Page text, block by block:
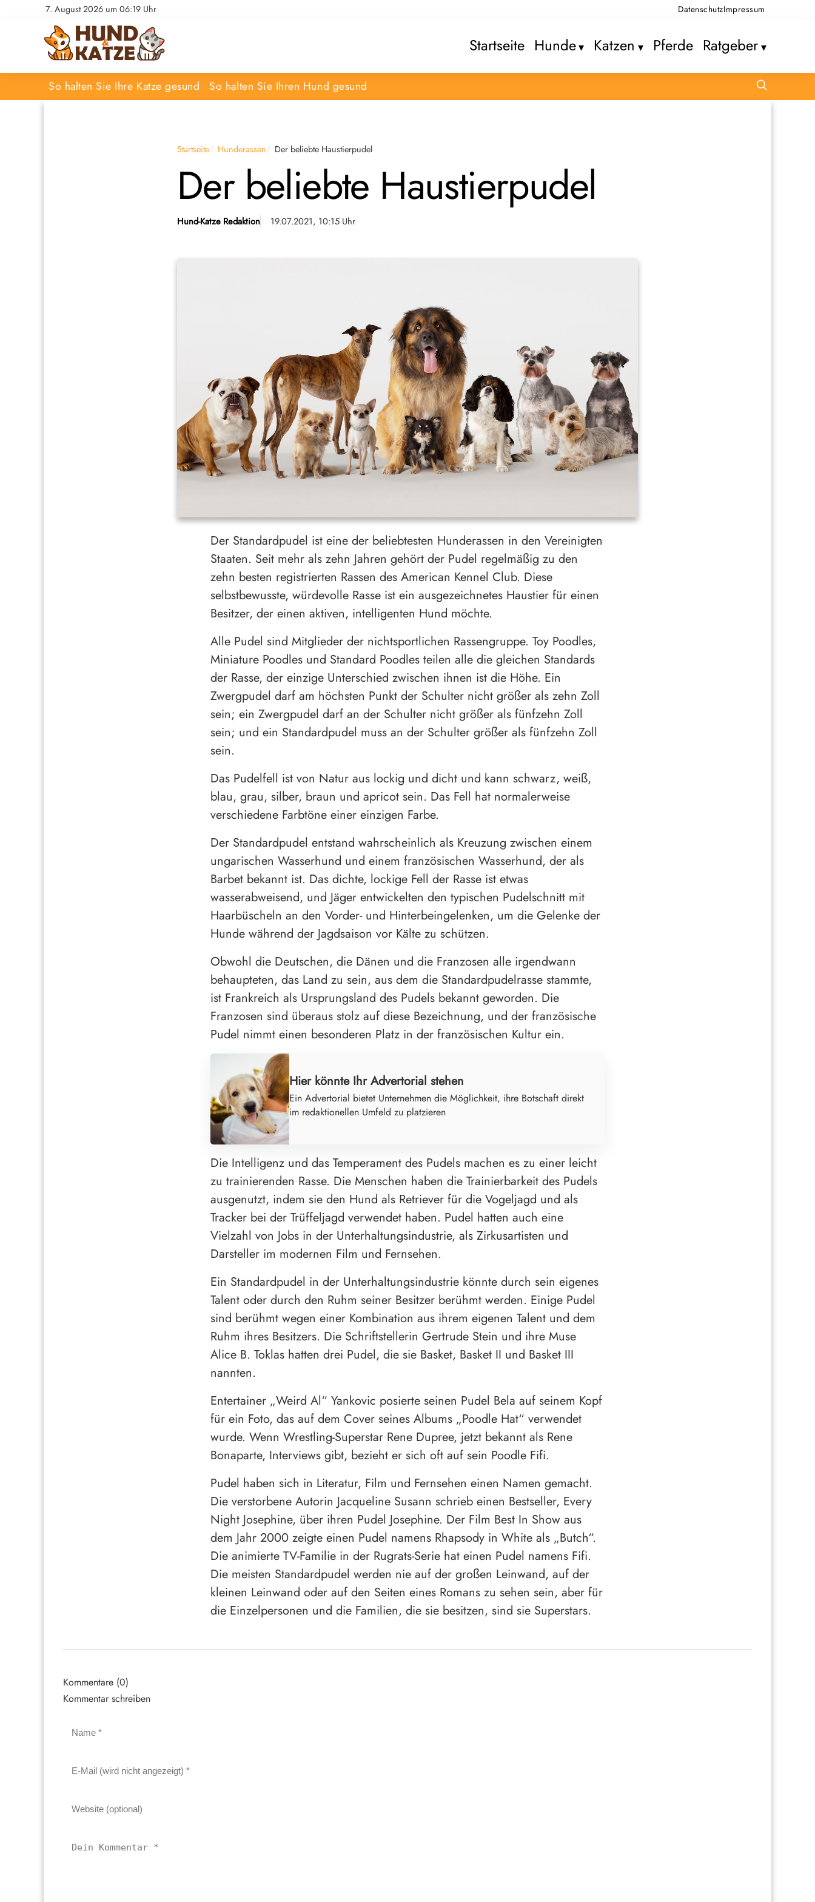
7. August 2026 um 06:19 Uhr DatenschutzImpressum
Startseite Hunde Katzen Pferde Ratgeber
So halten Sie Ihre Katze gesund So halten Sie Ihren Hund gesund
Startseite Hunderassen Der beliebte Haustierpudel
Der beliebte Haustierpudel
Hund-Katze Redaktion 19.07.2021, 10:15 Uhr
Der Standardpudel ist eine der beliebtesten Hunderassen in den Vereinigten
Staaten. Seit mehr als zehn Jahren gehört der Pudel regelmäßig zu den
zehn besten registrierten Rassen des American Kennel Club. Diese
selbstbewusste, würdevolle Rasse ist ein ausgezeichnetes Haustier für einen
Besitzer, der einen aktiven, intelligenten Hund möchte.
Alle Pudel sind Mitglieder der nichtsportlichen Rassengruppe. Toy Poodles,
Miniature Poodles und Standard Poodles teilen alle die gleichen Standards
der Rasse, der einzige Unterschied zwischen ihnen ist die Höhe. Ein
Zwergpudel darf am höchsten Punkt der Schulter nicht größer als zehn Zoll
sein; ein Zwergpudel darf an der Schulter nicht größer als fünfzehn Zoll
sein; und ein Standardpudel muss an der Schulter größer als fünfzehn Zoll
sein.
Das Pudelfell ist von Natur aus lockig und dicht und kann schwarz, weiß,
blau, grau, silber, braun und apricot sein. Das Fell hat normalerweise
verschiedene Farbtöne einer einzigen Farbe.
Der Standardpudel entstand wahrscheinlich als Kreuzung zwischen einem
ungarischen Wasserhund und einem französischen Wasserhund, der als
Barbet bekannt ist. Das dichte, lockige Fell der Rasse ist etwas
wasserabweisend, und Jäger entwickelten den typischen Pudelschnitt mit
Haarbüscheln an den Vorder- und Hinterbeingelenken, um die Gelenke der
Hunde während der Jagdsaison vor Kälte zu schützen.
Obwohl die Deutschen, die Dänen und die Franzosen alle irgendwann
behaupteten, das Land zu sein, aus dem die Standardpudelrasse stammte,
ist Frankreich als Ursprungsland des Pudels bekannt geworden. Die
Franzosen sind überaus stolz auf diese Bezeichnung, und der französische
Pudel nimmt einen besonderen Platz in der französischen Kultur ein.
Hier könnte Ihr Advertorial stehen
Ein Advertorial bietet Unternehmen die Möglichkeit, ihre Botschaft direkt
im redaktionellen Umfeld zu platzieren
Die Intelligenz und das Temperament des Pudels machen es zu einer leicht
zu trainierenden Rasse. Die Menschen haben die Trainierbarkeit des Pudels
ausgenutzt, indem sie den Hund als Retriever für die Vogeljagd und als
Tracker bei der Trüffeljagd verwendet haben. Pudel hatten auch eine
Vielzahl von Jobs in der Unterhaltungsindustrie, als Zirkusartisten und
Darsteller im modernen Film und Fernsehen.
Ein Standardpudel in der Unterhaltungsindustrie könnte durch sein eigenes
Talent oder durch den Ruhm seiner Besitzer berühmt werden. Einige Pudel
sind berühmt wegen einer Kombination aus ihrem eigenen Talent und dem
Ruhm ihres Besitzers. Die Schriftstellerin Gertrude Stein und ihre Muse
Alice B. Toklas hatten drei Pudel, die sie Basket, Basket II und Basket III
nannten.
Entertainer „Weird Al“ Yankovic posierte seinen Pudel Bela auf seinem Kopf
für ein Foto, das auf dem Cover seines Albums „Poodle Hat“ verwendet
wurde. Wenn Wrestling-Superstar Rene Dupree, jetzt bekannt als Rene
Bonaparte, Interviews gibt, bezieht er sich oft auf sein Poodle Fifi.
Pudel haben sich in Literatur, Film und Fernsehen einen Namen gemacht.
Die verstorbene Autorin Jacqueline Susann schrieb einen Bestseller, Every
Night Josephine, über ihren Pudel Josephine. Der Film Best In Show aus
dem Jahr 2000 zeigte einen Pudel namens Rhapsody in White als „Butch“.
Die animierte TV-Familie in der Rugrats-Serie hat einen Pudel namens Fifi.
Die meisten Standardpudel werden nie auf der großen Leinwand, auf der
kleinen Leinwand oder auf den Seiten eines Romans zu sehen sein, aber für
die Einzelpersonen und die Familien, die sie besitzen, sind sie Superstars.
Kommentare (0)
Kommentar schreiben